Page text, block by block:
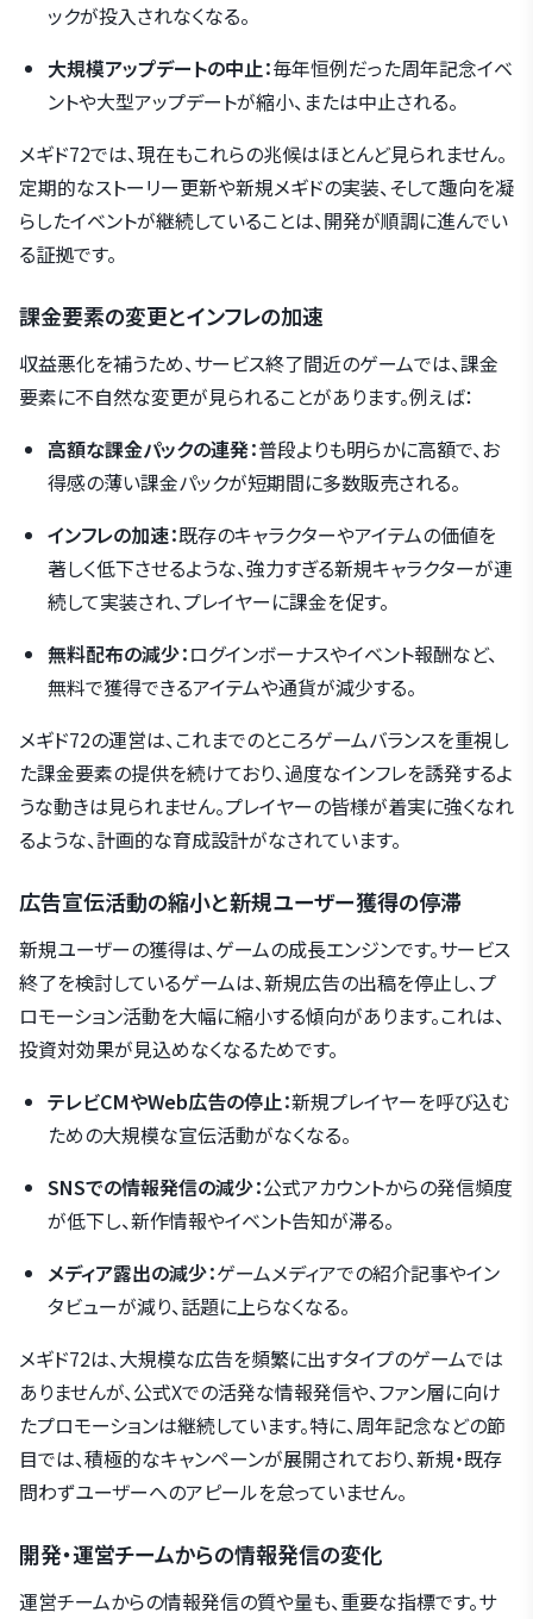
ックが投入されなくなる。
大規模アップデートの中止：毎年恒例だった周年記念イベ
ントや大型アップデートが縮小、または中止される。
メギド72では、現在もこれらの兆候はほとんど見られません。
定期的なストーリー更新や新規メギドの実装、そして趣向を凝
らしたイベントが継続していることは、開発が順調に進んでい
る証拠です。
課金要素の変更とインフレの加速
収益悪化を補うため、サービス終了間近のゲームでは、課金
要素に不自然な変更が見られることがあります。例えば：
高額な課金パックの連発：普段よりも明らかに高額で、お
得感の薄い課金パックが短期間に多数販売される。
インフレの加速：既存のキャラクターやアイテムの価値を
著しく低下させるような、強力すぎる新規キャラクターが連
続して実装され、プレイヤーに課金を促す。
無料配布の減少：ログインボーナスやイベント報酬など、
無料で獲得できるアイテムや通貨が減少する。
メギド72の運営は、これまでのところゲームバランスを重視し
た課金要素の提供を続けており、過度なインフレを誘発するよ
うな動きは見られません。プレイヤーの皆様が着実に強くなれ
るような、計画的な育成設計がなされています。
広告宣伝活動の縮小と新規ユーザー獲得の停滞
新規ユーザーの獲得は、ゲームの成長エンジンです。サービス
終了を検討しているゲームは、新規広告の出稿を停止し、プ
ロモーション活動を大幅に縮小する傾向があります。これは、
投資対効果が見込めなくなるためです。
テレビCMやWeb広告の停止：新規プレイヤーを呼び込む
ための大規模な宣伝活動がなくなる。
SNSでの情報発信の減少：公式アカウントからの発信頻度
が低下し、新作情報やイベント告知が滞る。
メディア露出の減少：ゲームメディアでの紹介記事やイン
タビューが減り、話題に上らなくなる。
メギド72は、大規模な広告を頻繁に出すタイプのゲームでは
ありませんが、公式Xでの活発な情報発信や、ファン層に向け
たプロモーションは継続しています。特に、周年記念などの節
目では、積極的なキャンペーンが展開されており、新規・既存
問わずユーザーへのアピールを怠っていません。
開発・運営チームからの情報発信の変化
運営チームからの情報発信の質や量も、重要な指標です。サ